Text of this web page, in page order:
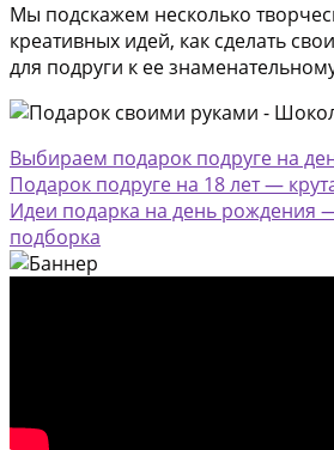
Мы подскажем несколько
креативных идей, как сделать
для подруги к ее
Выбираем подарок подруге на
Подарок подруге на 18 лет —
Идеи подарка на день рождения
подборка